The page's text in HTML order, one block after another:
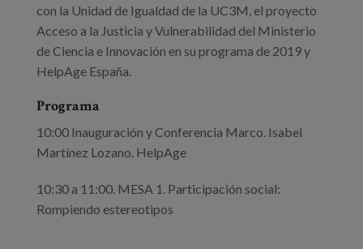
con la Unidad de Igualdad de la UC3M, el proyecto
Acceso a la Justicia y Vulnerabilidad del Ministerio
de Ciencia e Innovación en su programa de 2019 y
HelpAge España.
Programa
10:00 Inauguración y Conferencia Marco. Isabel
Martínez Lozano. HelpAge
10:30 a 11:00. MESA 1. Participación social:
Rompiendo estereotipos